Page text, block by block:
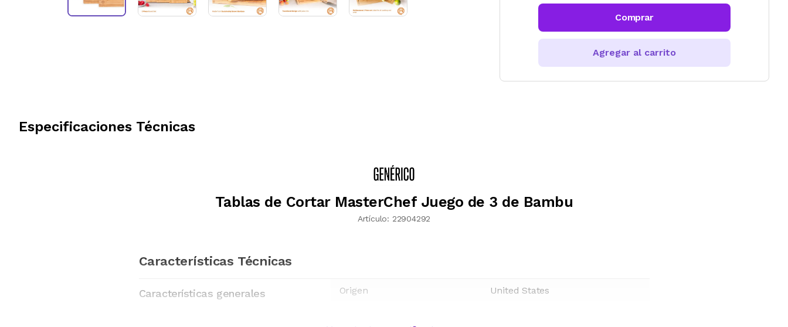
Comprar
Agregar al carrito
Especificaciones Técnicas
Tablas de Cortar MasterChef Juego de 3 de Bambu
Artículo: 22904292
Características Técnicas
Características generales Origen United States